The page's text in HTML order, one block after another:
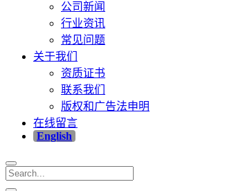
公司新闻
行业资讯
常见问题
关于我们
资质证书
联系我们
版权和广告法申明
在线留言
English